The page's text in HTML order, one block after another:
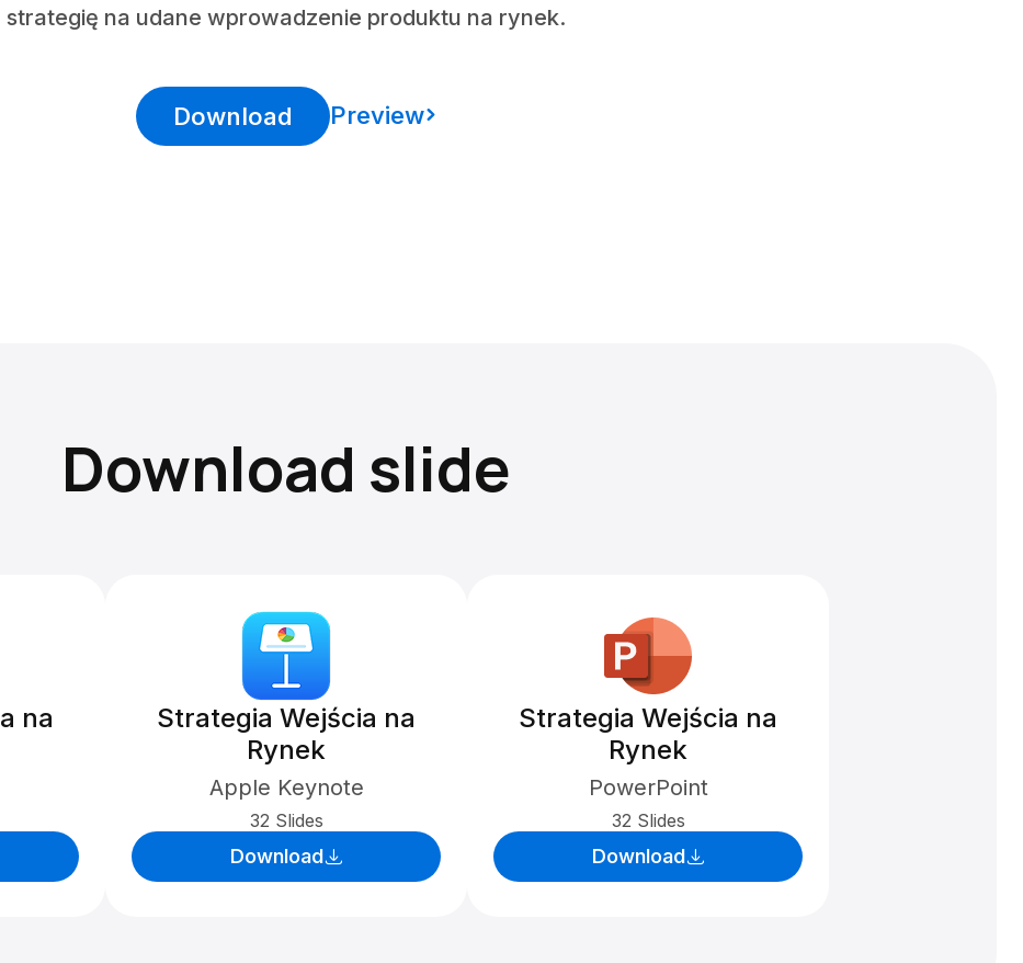
strategię na udane wprowadzenie produktu na rynek.
Download Preview
Download slide
na
Strategia Wejścia na
Rynek
Apple Keynote
32 Slides
Download
Strategia Wejścia na
Rynek
PowerPoint
32 Slides
Download